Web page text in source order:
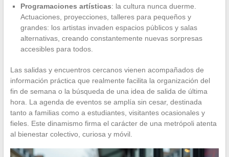
Programaciones artísticas: la cultura nunca duerme.
Actuaciones, proyecciones, talleres para pequeños y
grandes: los artistas invaden espacios públicos y salas
alternativas, creando constantemente nuevas sorpresas
accesibles para todos.
Las salidas y encuentros cercanos vienen acompañados de
información práctica que realmente facilita la organización del
fin de semana o la búsqueda de una idea de salida de última
hora. La agenda de eventos se amplía sin cesar, destinada
tanto a familias como a estudiantes, visitantes ocasionales y
fieles. Este dinamismo firma el carácter de una metrópoli atenta
al bienestar colectivo, curiosa y móvil.